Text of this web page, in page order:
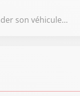
son véhicule…